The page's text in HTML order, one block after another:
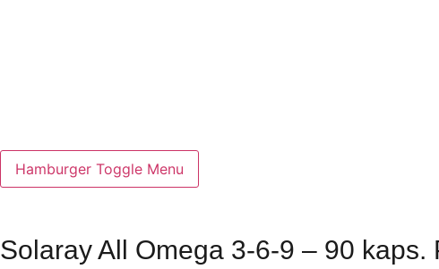
Hamburger Toggle Menu
Solaray All Omega 3-6-9 – 90 kaps.